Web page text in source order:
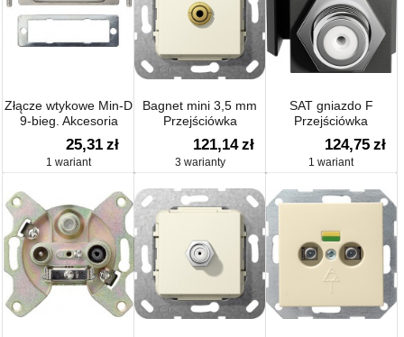
Złącze wtykowe Min-D
9-bieg. Akcesoria
25,31 zł
1 wariant
Bagnet mini 3,5 mm
Przejściówka
Urządzenie podtynk.
121,14 zł
3 warianty
SAT gniazdo F
Przejściówka
Akcesoria
124,75 zł
1 wariant